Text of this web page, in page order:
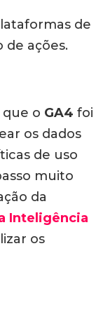
de
de ações.
que o GA4 foi
os dados
de uso
muito
da
Inteligência
os